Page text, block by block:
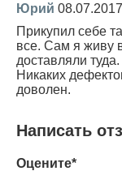
Юрий 08.07.2017
Прикупил себе
все. Сам я живу
доставляли
Никаких
доволен.
Написать
Оцените*